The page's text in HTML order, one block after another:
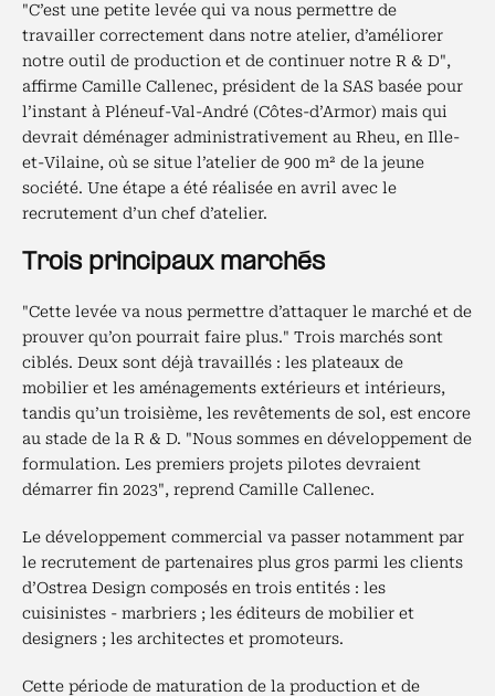
"C’est une petite levée qui va nous permettre de
travailler correctement dans notre atelier, d’améliorer
notre outil de production et de continuer notre R & D",
affirme Camille Callenec, président de la SAS basée pour
l’instant à Pléneuf-Val-André (Côtes-d’Armor) mais qui
devrait déménager administrativement au Rheu, en Ille-
et-Vilaine, où se situe l’atelier de 900 m² de la jeune
société. Une étape a été réalisée en avril avec le
recrutement d’un chef d’atelier.
Trois principaux marchés
"Cette levée va nous permettre d’attaquer le marché et de
prouver qu’on pourrait faire plus." Trois marchés sont
ciblés. Deux sont déjà travaillés : les plateaux de
mobilier et les aménagements extérieurs et intérieurs,
tandis qu’un troisième, les revêtements de sol, est encore
au stade de la R & D. "Nous sommes en développement de
formulation. Les premiers projets pilotes devraient
démarrer fin 2023", reprend Camille Callenec.
Le développement commercial va passer notamment par
le recrutement de partenaires plus gros parmi les clients
d’Ostrea Design composés en trois entités : les
cuisinistes - marbriers ; les éditeurs de mobilier et
designers ; les architectes et promoteurs.
Cette période de maturation de la production et de